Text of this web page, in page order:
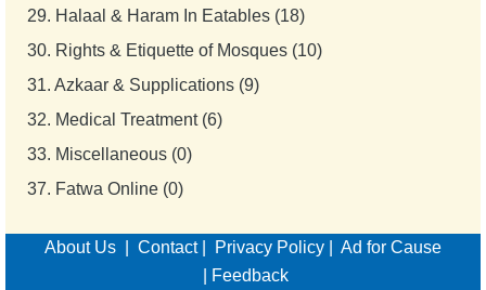
29. Halaal & Haram In Eatables (18)
30. Rights & Etiquette of Mosques (10)
31. Azkaar & Supplications (9)
32. Medical Treatment (6)
33. Miscellaneous (0)
37. Fatwa Online (0)
About Us Contact| Privacy Policy
Ad for Cause
Feedback